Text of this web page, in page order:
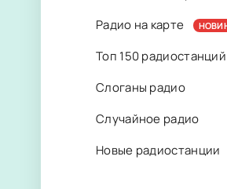
Радио на карте
Топ 150 радиостанций
Слоганы радио
Случайное радио
Новые радиостанции